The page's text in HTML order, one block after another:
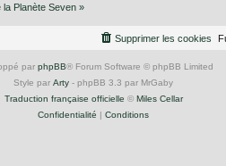
Planète Seven »
Supprimer les cookies
par phpBB® Forum Software © phpBB Limited
Style par Arty - phpBB 3.3 par MrGaby
Traduction française officielle © Miles Cellar
Confidentialité | Conditions